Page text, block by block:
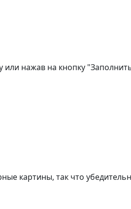
нажав на кнопку "Заполнить
картины, так что